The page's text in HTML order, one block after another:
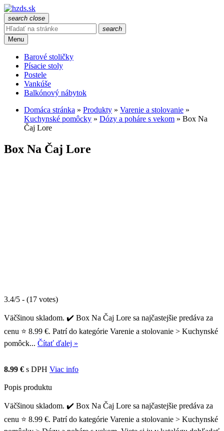
search close
search
Menu
Barové stoličky
Písacie stoly
Postele
Vankúše
Balkónový nábytok
Domáca stránka » Produkty » Varenie a stolovanie »
Kuchynské pomôcky » Dózy a poháre s vekom » Box Na
Čaj Lore
Box Na Čaj Lore
3.4/5 - (17 votes)
Väčšinou skladom. ✔️ Box Na Čaj Lore sa najčastejšie predáva za
cenu ⭐ 8.99 €. Patrí do kategórie Varenie a stolovanie > Kuchynské
pomôck... Čítať ďalej »
8.99 € s DPH Viac info
Popis produktu
Väčšinou skladom. ✔️ Box Na Čaj Lore sa najčastejšie predáva za
cenu ⭐ 8.99 €. Patrí do kategórie Varenie a stolovanie > Kuchynské